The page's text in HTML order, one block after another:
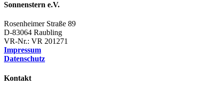
Sonnenstern e.V.
Rosenheimer Straße 89
D-83064 Raubling
VR-Nr.: VR 201271
Impressum
Datenschutz
Kontakt